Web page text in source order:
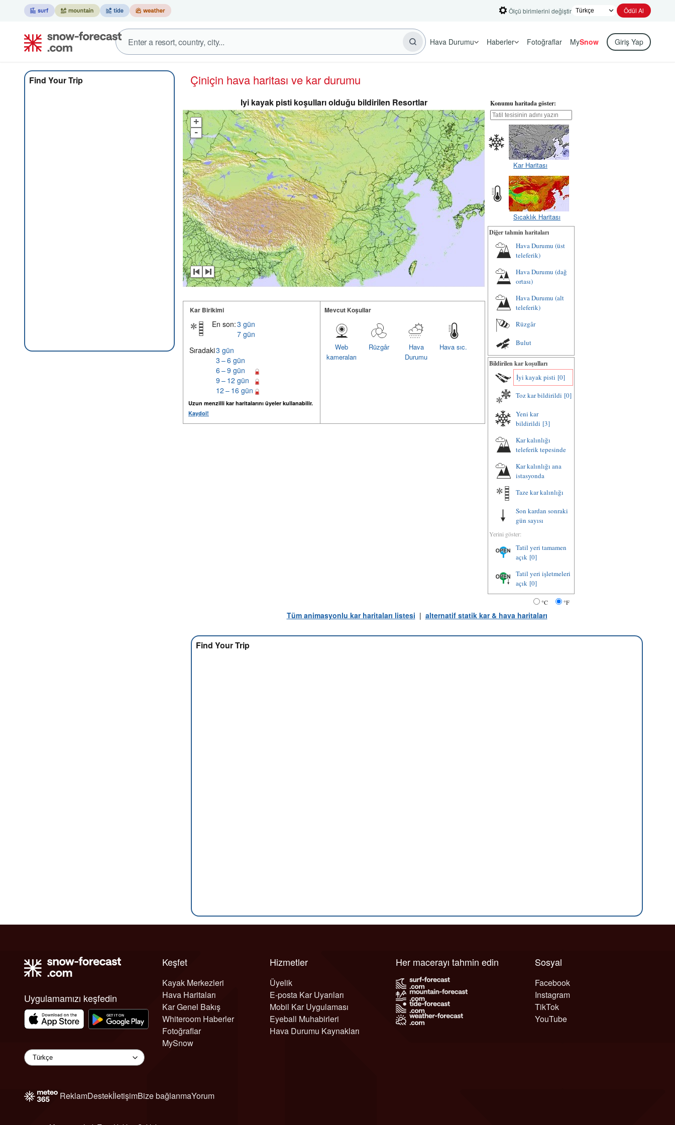
Ölçü birimlerini değiştir Ödül Al
Hava Durumu Haberler Fotoğraflar MySnow Giriş Yap
Find Your Trip Çiniçin hava haritası ve kar durumu
Iyi kayak pisti koşulları olduğu bildirilen Resortlar
+
-
Kar Birikimi
En son:3 gün
7 gün
Sıradaki3 gün
3 – 6 gün
6 – 9 gün
9 – 12 gün
12 – 16 gün
Uzun menzilli kar haritalarını üyeler kullanabilir.
Kaydol!
Mevcut Koşullar
Hava sıc.
Hava
Durumu
Rüzgâr
Web
kameraları
Konumu haritada göster:
Kar Haritası
Sıcaklık Haritası
Diğer tahmin haritaları
Hava Durumu (üst
teleferik)
Hava Durumu (dağ
ortası)
Hava Durumu (alt
teleferik)
Rüzgâr
Bulut
Bildirilen kar koşulları
İyi kayak pisti [0]
Toz kar bildirildi [0]
Yeni kar
bildirildi [3]
Kar kalınlığı
teleferik tepesinde
Kar kalınlığı ana
istasyonda
Taze kar kalınlığı
Son kardan sonraki
gün sayısı
Yerini göster:
Tatil yeri tamamen
açık [0]
Tatil yeri işletmeleri
açık [0]
°C °F
Tüm animasyonlu kar haritaları listesi | alternatif statik kar & hava haritaları
Find Your Trip
Uygulamamızı keşfedin
Keşfet
Kayak Merkezleri
Hava Haritaları
Kar Genel Bakış
Whiteroom Haberler
Fotoğraflar
MySnow
Hizmetler
Üyelik
E-posta Kar Uyarıları
Mobil Kar Uygulaması
Eyeball Muhabirleri
Hava Durumu Kaynakları
Sosyal
Facebook
Instagram
TikTok
YouTube
Her macerayı tahmin edin
ReklamDestekİletişimBize bağlanmaYorum